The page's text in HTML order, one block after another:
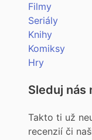
Filmy
Seriály
Knihy
Komiksy
Hry
Sleduj nás
Takto ti už
recenzií či